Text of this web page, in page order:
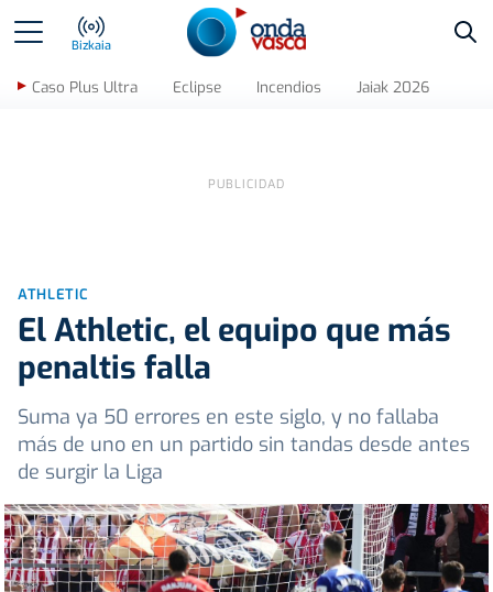
Bizkaia
Caso Plus Ultra Eclipse Incendios Jaiak 2026
ATHLETIC
El Athletic, el equipo que más
penaltis falla
Suma ya 50 errores en este siglo, y no fallaba
más de uno en un partido sin tandas desde antes
de surgir la Liga